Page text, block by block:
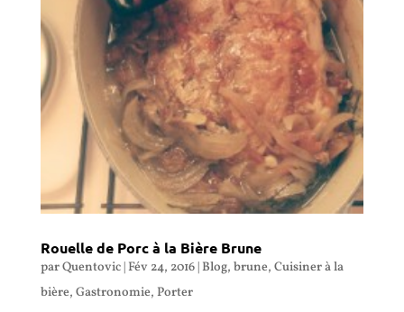
Rouelle de Porc à la Bière Brune
parQuentovic|Fév 24, 2016|Blog, brune, Cuisiner à la
bière, Gastronomie, Porter